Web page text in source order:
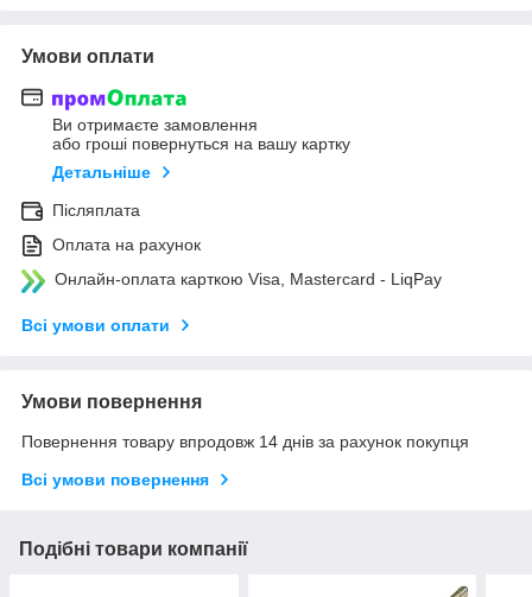
Умови оплати
Ви отримаєте замовлення
або гроші повернуться на вашу картку
Детальніше
Післяплата
Оплата на рахунок
Онлайн-оплата карткою Visa, Mastercard - LiqPay
Всі умови оплати
Умови повернення
Повернення товару впродовж 14 днів за рахунок покупця
Всі умови повернення
Подібні товари компанії